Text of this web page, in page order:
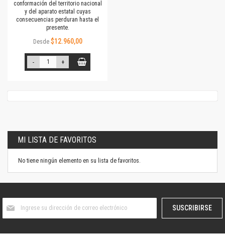
conformación del territorio nacional
y del aparato estatal cuyas
consecuencias perduran hasta el
presente.
Desde $12.960,00
- +
MI LISTA DE FAVORITOS
No tiene ningún elemento en su lista de favoritos.
boletín
SUSCRIBIRSE